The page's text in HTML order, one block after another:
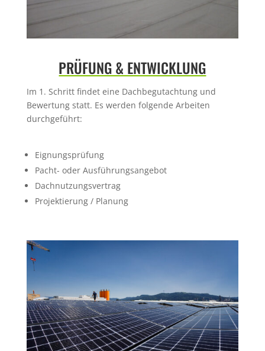
PRÜFUNG & ENTWICKLUNG
Im 1. Schritt findet eine Dachbegutachtung und
Bewertung statt. Es werden folgende Arbeiten
durchgeführt:
Eignungsprüfung
Pacht- oder Ausführungsangebot
Dachnutzungsvertrag
Projektierung / Planung